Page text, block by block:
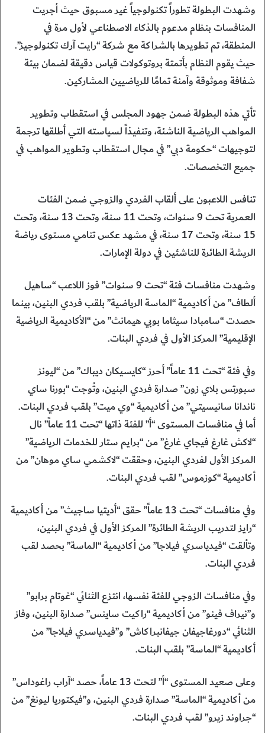
وشهدت البطولة تطوراً تكنولوجياً غير مسبوق حيث أجريت
المنافسات بنظام مدعوم بالذكاء الاصطناعي لأول مرة في
المنطقة، تم تطويرها بالشراكة مع شركة “رايت آرك تكنولوجيز”.
حيث يقوم النظام بأتمتة بروتوكولات قياس دقيقة لضمان بيئة
شفافة وموثوقة وآمنة تمامًا للرياضيين المشاركين.
تأتي هذه البطولة ضمن جهود المجلس في استقطاب وتطوير
المواهب الرياضية الناشئة، وتنفيذاً لسياسته التي أطلقها ترجمة
لتوجيهات “حكومة دبي” في مجال استقطاب وتطوير المواهب في
جميع التخصصات.
تنافس اللاعبون على ألقاب الفردي والزوجي ضمن الفئات
العمرية تحت 9 سنوات، وتحت 11 سنة، وتحت 13 سنة، وتحت
15 سنة، وتحت 17 سنة، في مشهد عكس تنامي مستوى رياضة
الريشة الطائرة للناشئين في دولة الإمارات.
وشهدت منافسات فئة “تحت 9 سنوات” فوز اللاعب “ساهيل
ألطاف” من أكاديمية “الماسة الرياضية” بلقب فردي البنين، بينما
حصدت “سامبادا سيثاما بوبي هيمانث” من “الأكاديمية الرياضية
الإقليمية” المركز الأول في فردي البنات.
وفي فئة “تحت 11 عاماً” أحرز “كايسيكان ديباك” من “ليونز
سبورتس بلاي زون” صدارة فردي البنين، وتُوجت “بورنا ساي
ناندانا سانيسيتي” من أكاديمية “وي ميت” بلقب فردي البنات.
أما في منافسات المستوى “أ” للفئة ذاتها “تحت 11 عاماً” نال
“لاكش غارغ فيجاي غارغ” من “برايم ستار للخدمات الرياضية”
المركز الأول لفردي البنين، وحققت “لاكشمي ساي موهان” من
أكاديمية “كوزموس” لقب فردي البنات.
وفي منافسات “تحت 13 عاماً” حقق “أديتيا ساجيث” من أكاديمية
“رايز لتدريب الريشة الطائرة” المركز الأول في فردي البنين،
وتألقت “فيدياسري فيلاجا” من أكاديمية “الماسة” بحصد لقب
فردي البنات.
وفي منافسات الزوجي للفئة نفسها، انتزع الثنائي “غوتام برابو”
و”نيراف فينو” من أكاديمية “راكيت ساينس” صدارة البنين، وفاز
الثنائي “دورغاجيفان جيفانبراكاش” و”فيدياسري فيلاجا” من
أكاديمية “الماسة” بلقب البنات.
وعلى صعيد المستوى “أ” لتحت 13 عاماً، حصد “آراب راغوداس”
من أكاديمية “الماسة” صدارة فردي البنين، و”فيكتوريا ليونغ” من
“جراوند زيرو” لقب فردي البنات.